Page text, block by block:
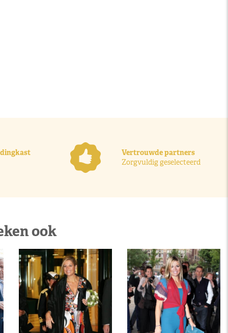
Vertrouwde partners
Zorgvuldig geselecteerd
ook